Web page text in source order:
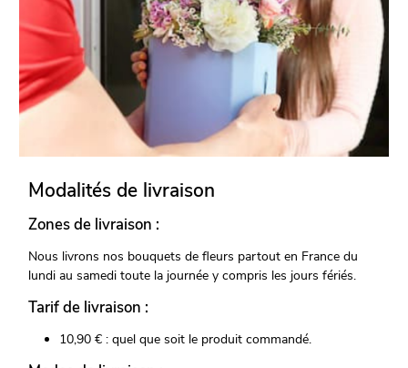
Modalités de livraison
Zones de livraison :
Nous livrons nos bouquets de fleurs partout en France du
lundi au samedi toute la journée y compris les jours fériés.
Tarif de livraison :
10,90 € : quel que soit le produit commandé.